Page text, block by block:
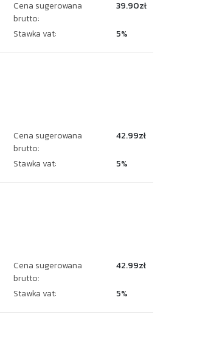
Cena sugerowana
brutto:
39.90zł
Stawka vat: 5%
Cena sugerowana
brutto:
42.99zł
Stawka vat: 5%
Cena sugerowana
brutto:
42.99zł
Stawka vat: 5%